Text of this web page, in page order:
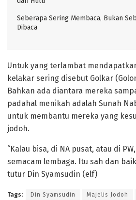
Seberapa Sering Membaca, Bukan
Dibaca
Untuk yang terlambat
kelakar sering disebut Golkar
Bahkan ada diantara mereka
padahal menikah adalah Sunah
untuk membantu mereka yang
jodoh.
“Kalau bisa, di NA pusat, atau di
semacam lembaga. Itu sah dan
tutur Din Syamsudin (elf)
Tags: Din Syamsudin Majelis Jodoh